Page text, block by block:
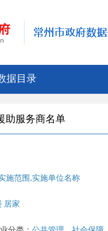
据目录
助服务商名单
施范围,实施单位名称
居家